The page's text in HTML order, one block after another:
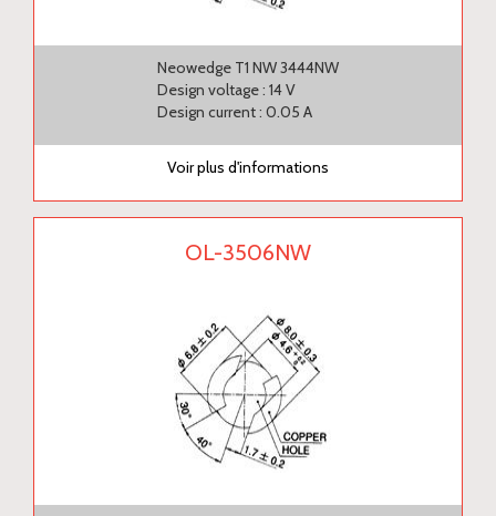
Neowedge T1 NW 3444NW
Design voltage : 14 V
Design current : 0.05 A
Voir plus d'informations
OL-3506NW